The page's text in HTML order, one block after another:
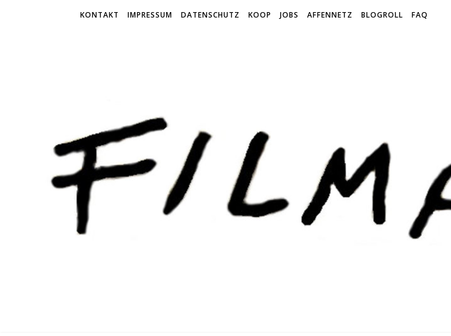
KONTAKT IMPRESSUM DATENSCHUTZ KOOP JOBS AFFENNETZ BLOGROLL FAQ